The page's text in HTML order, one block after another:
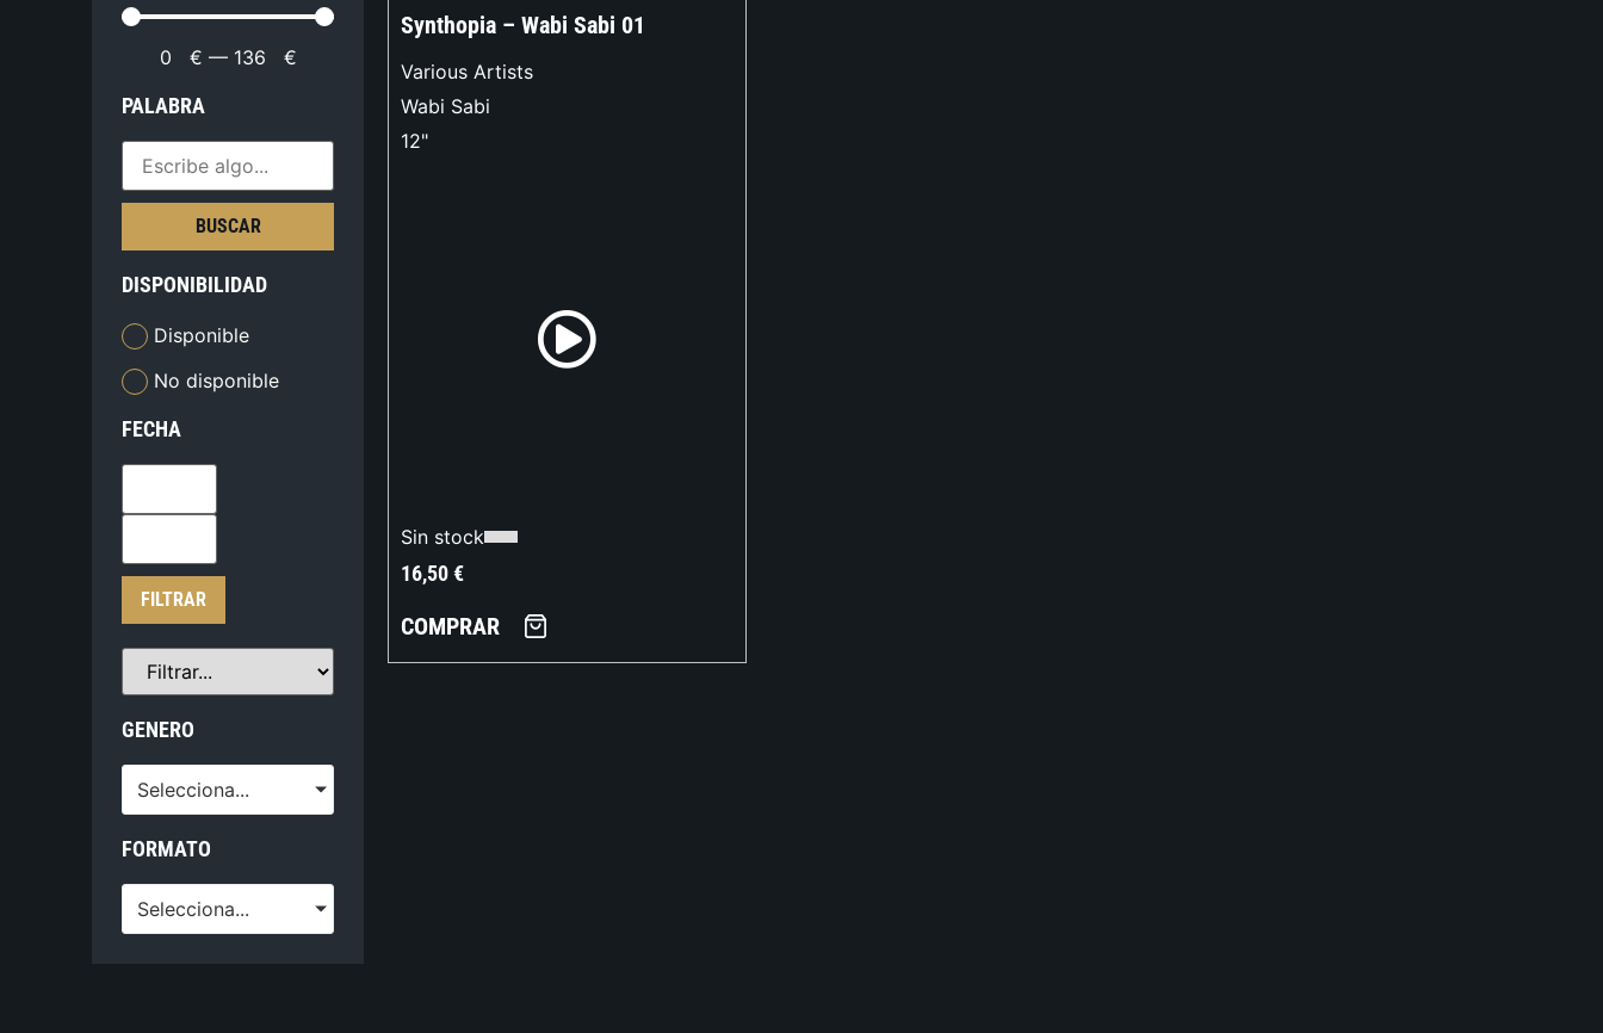
0 € — 136 €
PALABRA
BUSCAR
DISPONIBILIDAD
Disponible
No disponible
FECHA
FILTRAR
GENERO
Selecciona...
FORMATO
Selecciona...
Synthopia – Wabi Sabi 01
Various Artists
Wabi Sabi
12"
Sin stock
16,50€
COMPRAR